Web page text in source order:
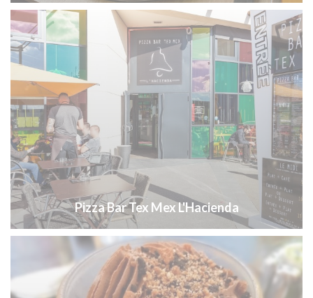
Pizza Bar Tex Mex L'Hacienda